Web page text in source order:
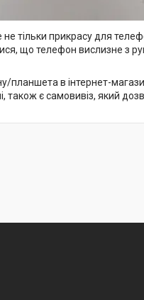
тільки прикрасу для
що телефон вислизне з
в інтернет-
також є самовивіз, який